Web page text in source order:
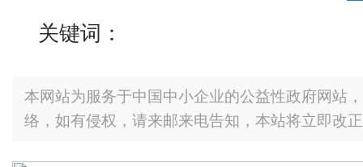
关键词：
本网站为服务于中国中小企业的公益性政府网站
络，如有侵权，请来邮来电告知，本站将立即改